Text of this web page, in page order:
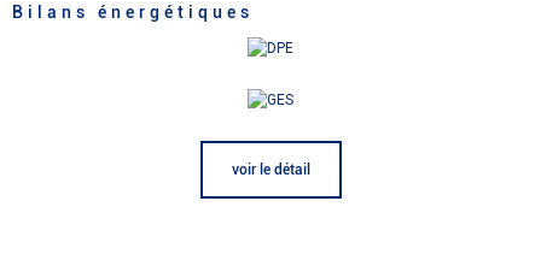
Bilans énergétiques
voir le détail